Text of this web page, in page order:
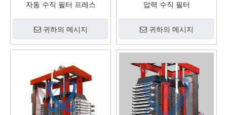
자동 수직 필터 프레스
귀하의 메시지
압력 수직 필터
귀하의 메시지